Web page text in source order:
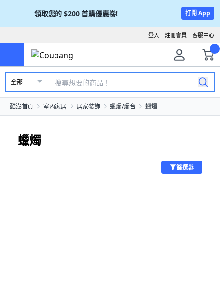
領取您的 $200 首購優惠卷! 打開 App
客服中心
註冊會員
登入
全部
酷澎首頁 室內家居 居家裝飾 蠟燭/燭台 蠟燭
蠟燭
篩選器